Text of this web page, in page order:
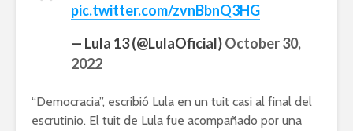
pic.twitter.com/zvnBbnQ3HG
— Lula 13 (@LulaOficial)October 30,
2022
“Democracia”, escribió Lula en un tuit casi al final del
escrutinio. El tuit de Lula fue acompañado por una